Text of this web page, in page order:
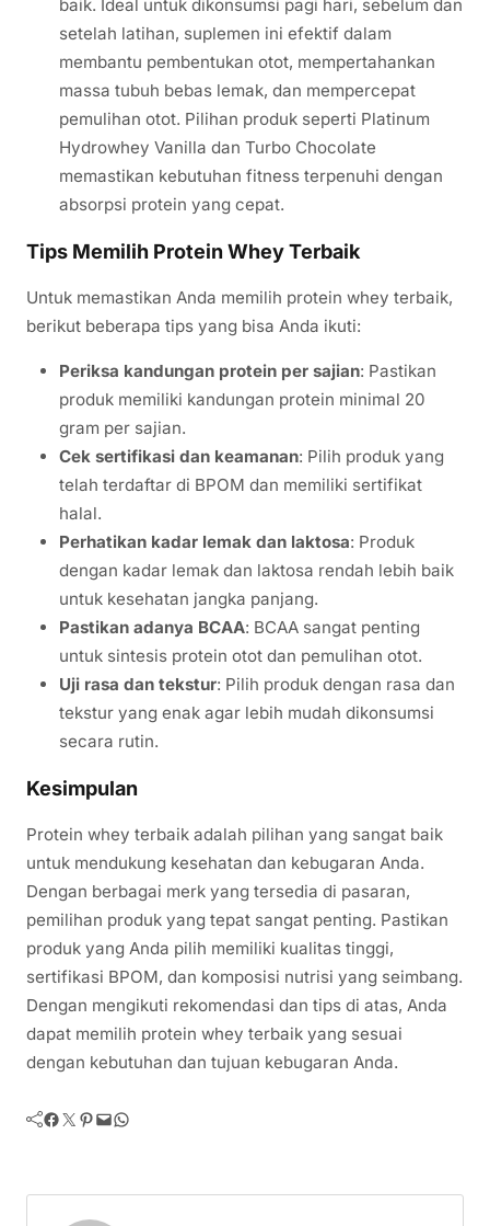
baik. Ideal untuk dikonsumsi pagi hari, sebelum dan
setelah latihan, suplemen ini efektif dalam
membantu pembentukan otot, mempertahankan
massa tubuh bebas lemak, dan mempercepat
pemulihan otot. Pilihan produk seperti Platinum
Hydrowhey Vanilla dan Turbo Chocolate
memastikan kebutuhan fitness terpenuhi dengan
absorpsi protein yang cepat.
Tips Memilih Protein Whey Terbaik
Untuk memastikan Anda memilih protein whey terbaik,
berikut beberapa tips yang bisa Anda ikuti:
Periksa kandungan protein per sajian: Pastikan
produk memiliki kandungan protein minimal 20
gram per sajian.
Cek sertifikasi dan keamanan: Pilih produk yang
telah terdaftar di BPOM dan memiliki sertifikat
halal.
Perhatikan kadar lemak dan laktosa: Produk
dengan kadar lemak dan laktosa rendah lebih baik
untuk kesehatan jangka panjang.
Pastikan adanya BCAA: BCAA sangat penting
untuk sintesis protein otot dan pemulihan otot.
Uji rasa dan tekstur: Pilih produk dengan rasa dan
tekstur yang enak agar lebih mudah dikonsumsi
secara rutin.
Kesimpulan
Protein whey terbaik adalah pilihan yang sangat baik
untuk mendukung kesehatan dan kebugaran Anda.
Dengan berbagai merk yang tersedia di pasaran,
pemilihan produk yang tepat sangat penting. Pastikan
produk yang Anda pilih memiliki kualitas tinggi,
sertifikasi BPOM, dan komposisi nutrisi yang seimbang.
Dengan mengikuti rekomendasi dan tips di atas, Anda
dapat memilih protein whey terbaik yang sesuai
dengan kebutuhan dan tujuan kebugaran Anda.
Facebook Twitter Pinterest Mail WhatsApp